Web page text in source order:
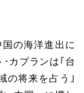
国の海洋進出に
カプランは｢台
の将来を占う｣